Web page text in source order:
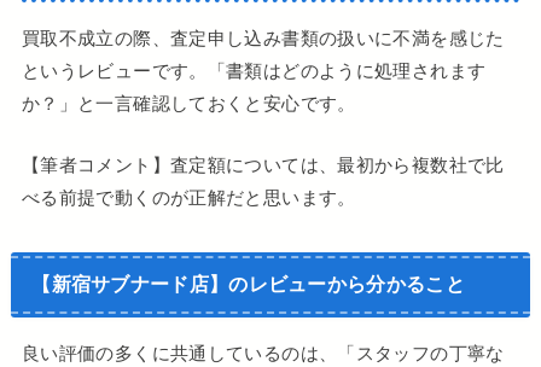
買取不成立の際、査定申し込み書類の扱いに不満を感じた
というレビューです。「書類はどのように処理されます
か？」と一言確認しておくと安心です。
【筆者コメント】査定額については、最初から複数社で比
べる前提で動くのが正解だと思います。
【新宿サブナード店】のレビューから分かること
良い評価の多くに共通しているのは、「スタッフの丁寧な